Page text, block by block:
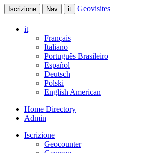
Iscrizione Nav it Geovisites
it
Français
Italiano
Português Brasileiro
Español
Deutsch
Polski
English American
Home Directory
Admin
Iscrizione
Geocounter